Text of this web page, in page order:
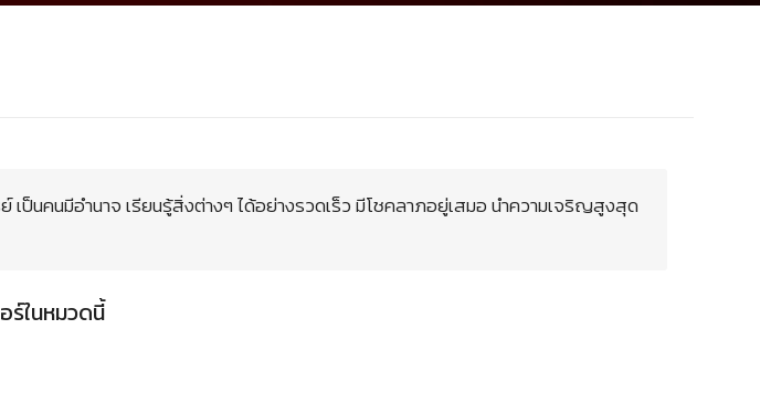
ป็นคนมีอำนาจ เรียนรู้สิ่งต่างๆ ได้อย่างรวดเร็ว มีโชคลาภอยู่เสมอ นำความเจริญสูงสุด
ร์ในหมวดนี้